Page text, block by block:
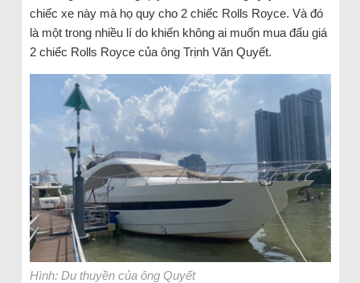
chiếc xe này mà họ quy cho 2 chiếc Rolls Royce. Và đó
là một trong nhiều lí do khiến không ai muốn mua đấu giá
2 chiếc Rolls Royce của ông Trịnh Văn Quyết.
Hình: Du thuyền của ông Quyết